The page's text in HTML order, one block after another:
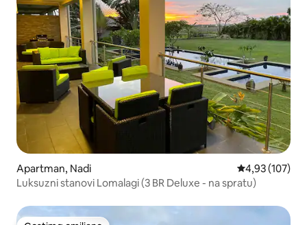
Apartman, Nadi Prosečna
4,93 (107)
Luksuzni stanovi Lomalagi (3 BR Deluxe - na spratu)